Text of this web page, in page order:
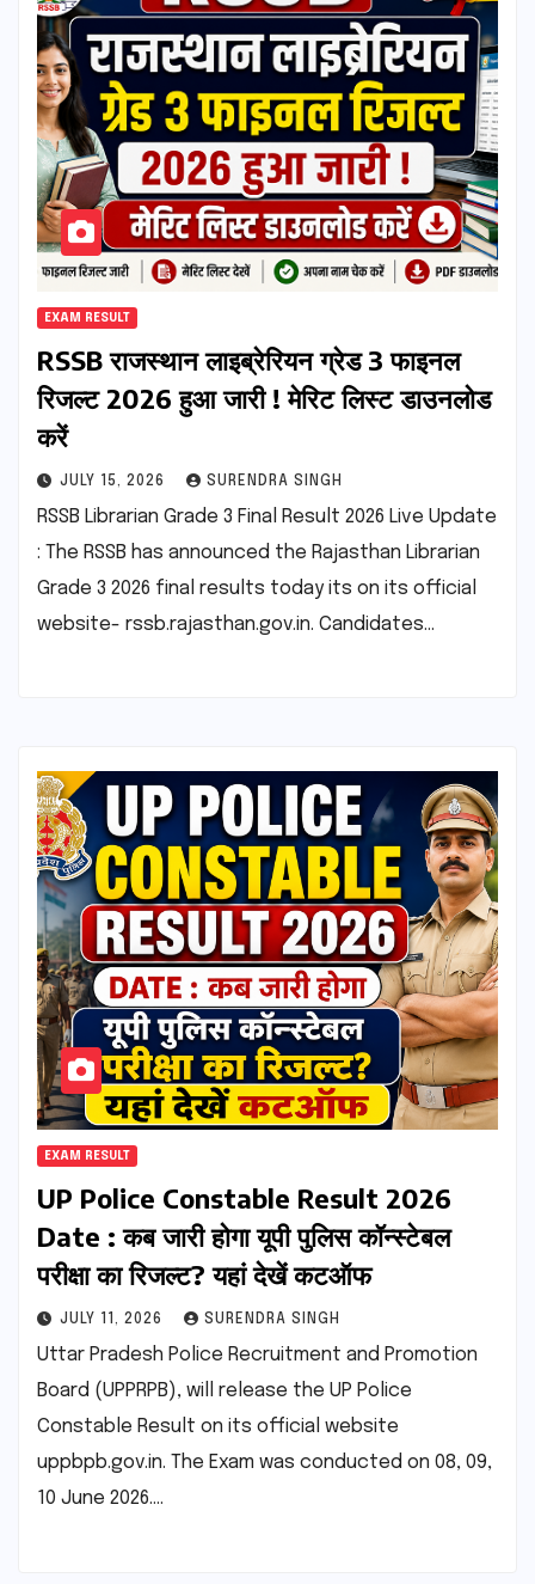
EXAM RESULT
RSSB राजस्थान लाइब्रेरियन ग्रेड 3 फाइनल
रिजल्ट 2026 हुआ जारी ! मेरिट लिस्ट डाउनलोड
करें
JULY 15, 2026 SURENDRA SINGH
RSSB Librarian Grade 3 Final Result 2026 Live Update
: The RSSB has announced the Rajasthan Librarian
Grade 3 2026 final results today its on its official
website- rssb.rajasthan.gov.in. Candidates…
EXAM RESULT
UP Police Constable Result 2026
Date : कब जारी होगा यूपी पुलिस कॉन्स्टेबल
परीक्षा का रिजल्ट? यहां देखें कटऑफ
JULY 11, 2026 SURENDRA SINGH
Uttar Pradesh Police Recruitment and Promotion
Board (UPPRPB), will release the UP Police
Constable Result on its official website
uppbpb.gov.in. The Exam was conducted on 08, 09,
10 June 2026.…